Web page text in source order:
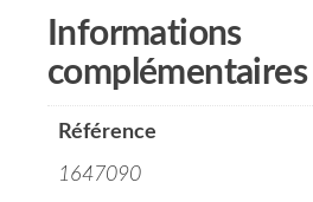
Informations
complémentaires
Référence
1647090